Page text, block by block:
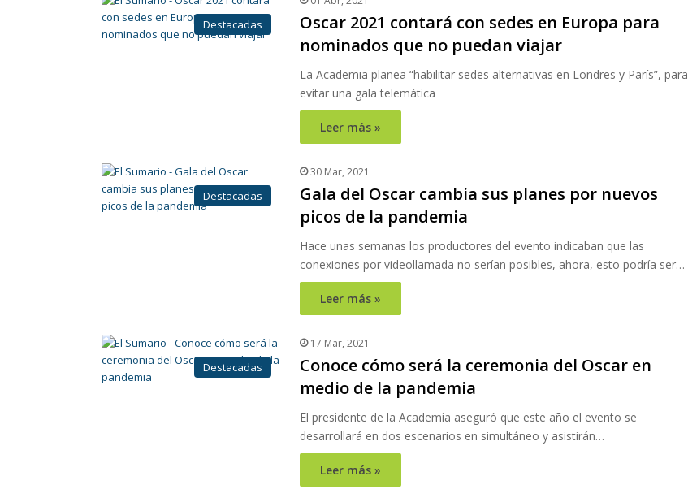
Destacadas
Oscar 2021 contará con sedes en Europa para
nominados que no puedan viajar
La Academia planea “habilitar sedes alternativas en Londres y París”, para
evitar una gala telemática
Leer más »
Destacadas
30 Mar, 2021
Gala del Oscar cambia sus planes por nuevos
picos de la pandemia
Hace unas semanas los productores del evento indicaban que las
conexiones por videollamada no serían posibles, ahora, esto podría ser…
Leer más »
Destacadas
17 Mar, 2021
Conoce cómo será la ceremonia del Oscar en
medio de la pandemia
El presidente de la Academia aseguró que este año el evento se
desarrollará en dos escenarios en simultáneo y asistirán…
Leer más »